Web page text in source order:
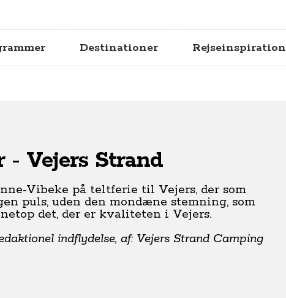
Destinationer Rejseinspiration
- Vejers Strand
Vibeke på teltferie til Vejers, der som
puls, uden den mondæne stemning, som
det, der er kvaliteten i Vejers.
indflydelse, af: Vejers Strand Camping